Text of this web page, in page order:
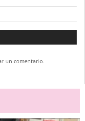
un comentario.